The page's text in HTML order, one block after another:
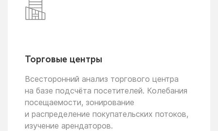
Торговые центры
Всесторонний анализ торгового центра
на базе подсчёта посетителей. Колебания
посещаемости, зонирование
и распределение покупательских потоков,
изучение арендаторов.